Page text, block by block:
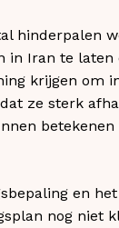
hinderpalen
in Iran te
krijgen om
ze sterk
en
nog niet